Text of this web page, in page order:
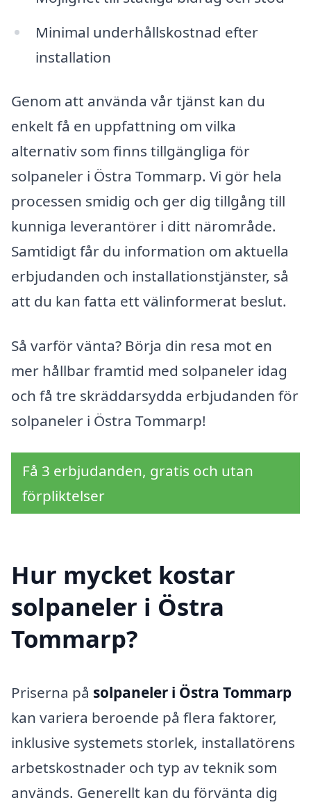
Minimal underhållskostnad efter
installation
Genom att använda vår tjänst kan du
enkelt få en uppfattning om vilka
alternativ som finns tillgängliga för
solpaneler i Östra Tommarp. Vi gör hela
processen smidig och ger dig tillgång till
kunniga leverantörer i ditt närområde.
Samtidigt får du information om aktuella
erbjudanden och installationstjänster, så
att du kan fatta ett välinformerat beslut.
Så varför vänta? Börja din resa mot en
mer hållbar framtid med solpaneler idag
och få tre skräddarsydda erbjudanden för
solpaneler i Östra Tommarp!
Få 3 erbjudanden, gratis och utan
förpliktelser
Hur mycket kostar
solpaneler i Östra
Tommarp?
Priserna på solpaneler i Östra Tommarp
kan variera beroende på flera faktorer,
inklusive systemets storlek, installatörens
arbetskostnader och typ av teknik som
används. Generellt kan du förvänta dig